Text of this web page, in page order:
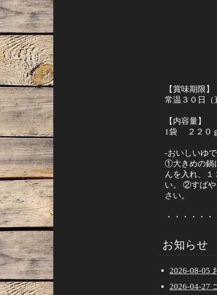
【賞味期限
常温３０日
【内容量】
1袋 ２２０
-おいしいゆ
①大きめの鍋
んを入れ、
い。 ②すばや
さい。
・・・・・
お知らせ
2026-08-05
2026-04-27